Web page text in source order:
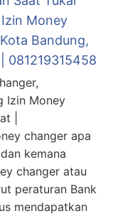
Money
Bandung,
081219315458
Izin Money
|
changer apa
kemana
changer atau
peraturan Bank
mendapatkan